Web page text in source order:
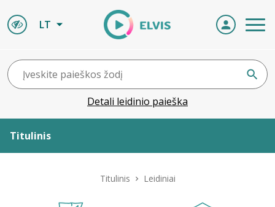
LT
Detali leidinio paieška
Titulinis
Titulinis Leidiniai